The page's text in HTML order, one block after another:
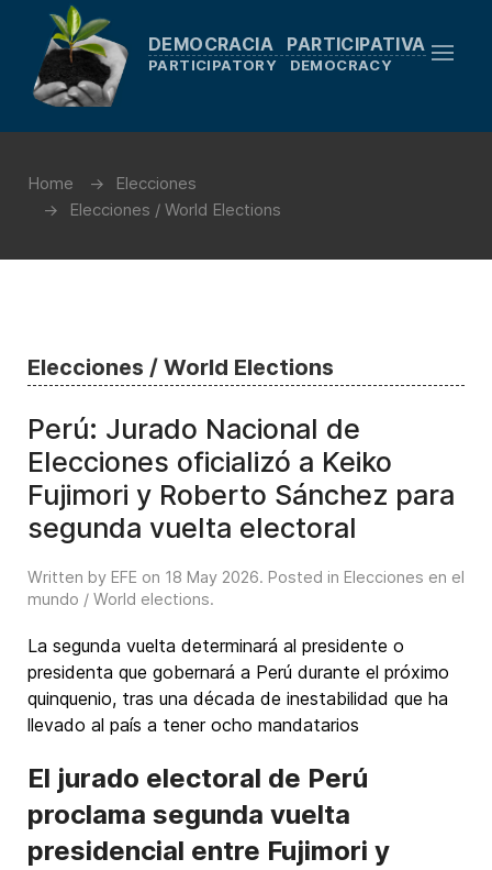
DEMOCRACIA PARTICIPATIVA
PARTICIPATORY DEMOCRACY
Home
Elecciones
Elecciones / World Elections
Elecciones / World Elections
Perú: Jurado Nacional de
Elecciones oficializó a Keiko
Fujimori y Roberto Sánchez para
segunda vuelta electoral
Written by EFE on 18 May 2026. Posted in Elecciones en el
mundo / World elections.
La segunda vuelta determinará al presidente o
presidenta que gobernará a Perú durante el próximo
quinquenio, tras una década de inestabilidad que ha
llevado al país a tener ocho mandatarios
El jurado electoral de Perú
proclama segunda vuelta
presidencial entre Fujimori y